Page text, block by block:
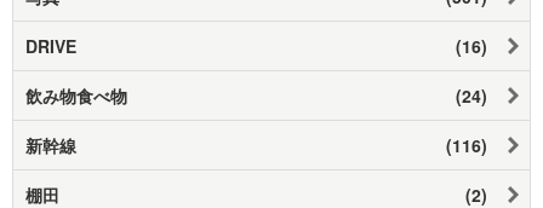
DRIVE (16)
飲み物食べ物 (24)
新幹線 (116)
棚田 (2)